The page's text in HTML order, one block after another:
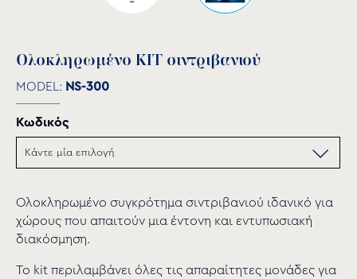
Ολοκληρωμένο KIT σιντριβανιού
MODEL: NS-300
Κωδικός
Ολοκληρωμένο συγκρότημα σιντριβανιού ιδανικό για
χώρους που απαιτούν μια έντονη και εντυπωσιακή
διακόσμηση.
Το kit περιλαμβάνει όλες τις απαραίτητες μονάδες για